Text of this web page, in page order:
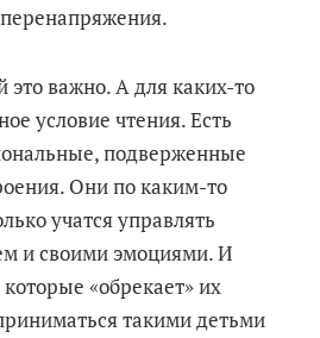
это важно. А для каких-то
условие чтения. Есть
подверженные
Они по каким-то
учатся управлять
и своими эмоциями. И
«обрекает» их
такими детьми